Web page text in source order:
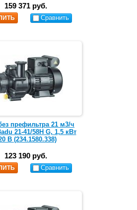
159 371 руб.
Сравнить
префильтра 21 м3/ч
21-41/58H G, 1,5 кВт
В (234.1580.338)
123 190 руб.
Сравнить